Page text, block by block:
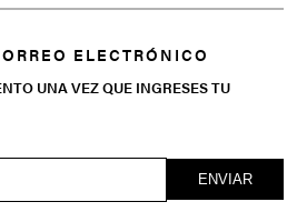
ELECTRÓNICO
UNA VEZ QUE INGRESES TU